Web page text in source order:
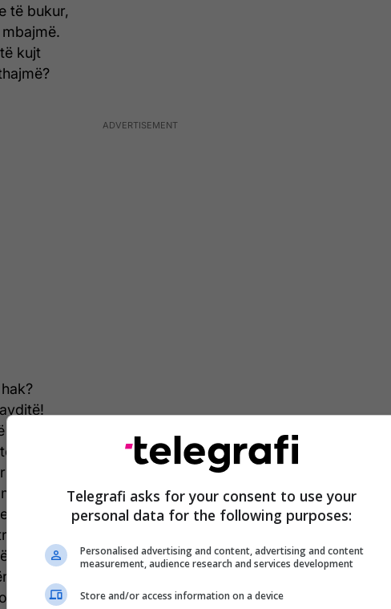
të bukur,
kujt
gjak
festë,
kushtrim;
tokë:
Telegrafi asks for your consent to use your
personal data for the following purposes:
Personalised advertising and content, advertising and content
measurement, audience research and services development
Store and/or access information on a device